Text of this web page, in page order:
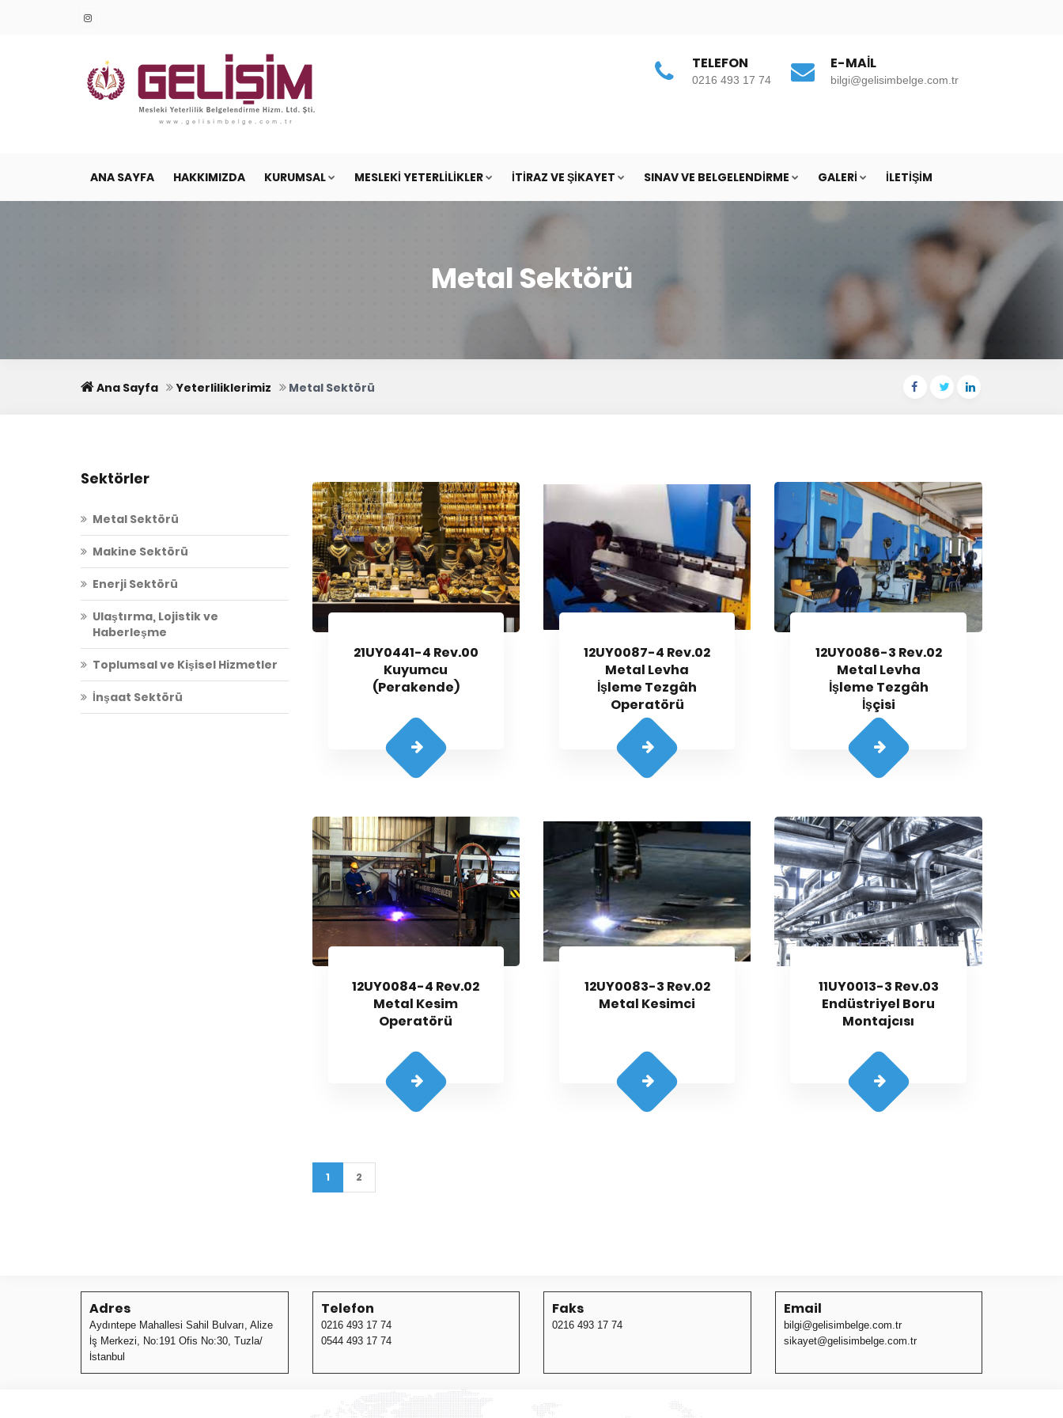
TELEFON
0216 493 17 74
E-MAIL
bilgi@gelisimbelge.com.tr
ANA SAYFA HAKKIMIZDA KURUMSAL MESLEKI YETERLILIKLER İTIRAZ VE ŞIKAYET SINAV VE BELGELENDIRME GALERI İLETIŞIM
Metal Sektörü
Ana Sayfa Yeterliliklerimiz Metal Sektörü
Sektörler
Metal Sektörü
Makine Sektörü
Enerji Sektörü
Ulaştırma, Lojistik ve
Haberleşme
Toplumsal ve Kişisel Hizmetler
İnşaat Sektörü
21UY0441-4 Rev.00
Kuyumcu
(Perakende)
12UY0087-4 Rev.02
Metal Levha
İşleme Tezgâh
Operatörü
12UY0086-3 Rev.02
Metal Levha
İşleme Tezgâh
İşçisi
12UY0084-4 Rev.02
Metal Kesim
Operatörü
12UY0083-3 Rev.02
Metal Kesimci
11UY0013-3 Rev.03
Endüstriyel Boru
Montajcısı
1 2
Adres
Aydıntepe Mahallesi Sahil Bulvarı, Alize
İş Merkezi, No:191 Ofis No:30, Tuzla/
İstanbul
Telefon
0216 493 17 74
0544 493 17 74
Faks
0216 493 17 74
Email
bilgi@gelisimbelge.com.tr
sikayet@gelisimbelge.com.tr